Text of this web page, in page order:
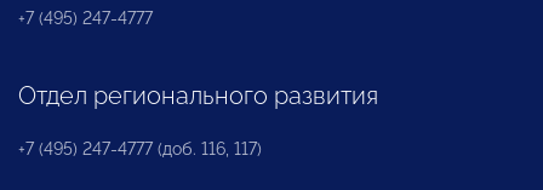
+7 (495) 247-4777
Отдел регионального развития
+7 (495) 247-4777 (доб. 116, 117)